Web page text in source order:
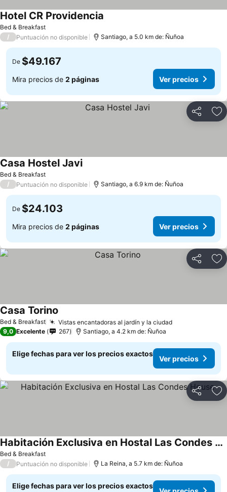
Bed & Breakfast
Hotel CR Providencia
/ Puntuación no disponible Santiago, a 5.0 km de: Ñuñoa
De $49.167
Mira precios de 2 páginas Ver precios
Compartir
Bed & Breakfast
Casa Hostel Javi
/ Puntuación no disponible Santiago, a 6.9 km de: Ñuñoa
De $24.103
Mira precios de 2 páginas Ver precios
Compartir
Bed & Breakfast Vistas encantadoras al jardín y la ciudad
Casa Torino
9,0 Excelente 267 Santiago, a 4.2 km de: Ñuñoa
Elige fechas para ver los precios exactos
Ver precios
Compartir
Bed & Breakfast
Habitación Exclusiva en Hostal Las Condes House
/ Puntuación no disponible La Reina, a 5.7 km de: Ñuñoa
Elige fechas para ver los precios exactos